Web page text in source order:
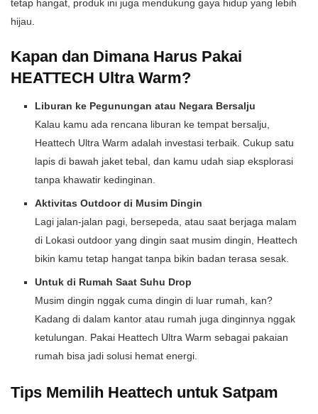
tetap hangat, produk ini juga mendukung gaya hidup yang lebih
hijau.
Kapan dan Dimana Harus Pakai
HEATTECH Ultra Warm?
Liburan ke Pegunungan atau Negara Bersalju
Kalau kamu ada rencana liburan ke tempat bersalju,
Heattech Ultra Warm adalah investasi terbaik. Cukup satu
lapis di bawah jaket tebal, dan kamu udah siap eksplorasi
tanpa khawatir kedinginan.
Aktivitas Outdoor di Musim Dingin
Lagi jalan-jalan pagi, bersepeda, atau saat berjaga malam
di Lokasi outdoor yang dingin saat musim dingin, Heattech
bikin kamu tetap hangat tanpa bikin badan terasa sesak.
Untuk di Rumah Saat Suhu Drop
Musim dingin nggak cuma dingin di luar rumah, kan?
Kadang di dalam kantor atau rumah juga dinginnya nggak
ketulungan. Pakai Heattech Ultra Warm sebagai pakaian
rumah bisa jadi solusi hemat energi.
Tips Memilih Heattech untuk Satpam